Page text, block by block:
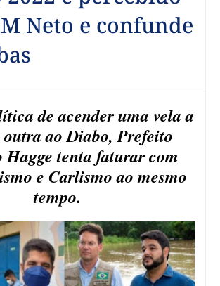
Neto e confunde
de acender uma vela a
outra ao Diabo, Prefeito
Hagge tenta faturar com
e Carlismo ao mesmo
tempo.